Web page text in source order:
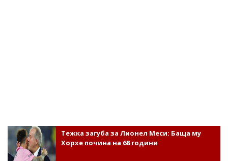
Тежка загуба за Лионел Меси: Баща му
Хорхе почина на 68 години